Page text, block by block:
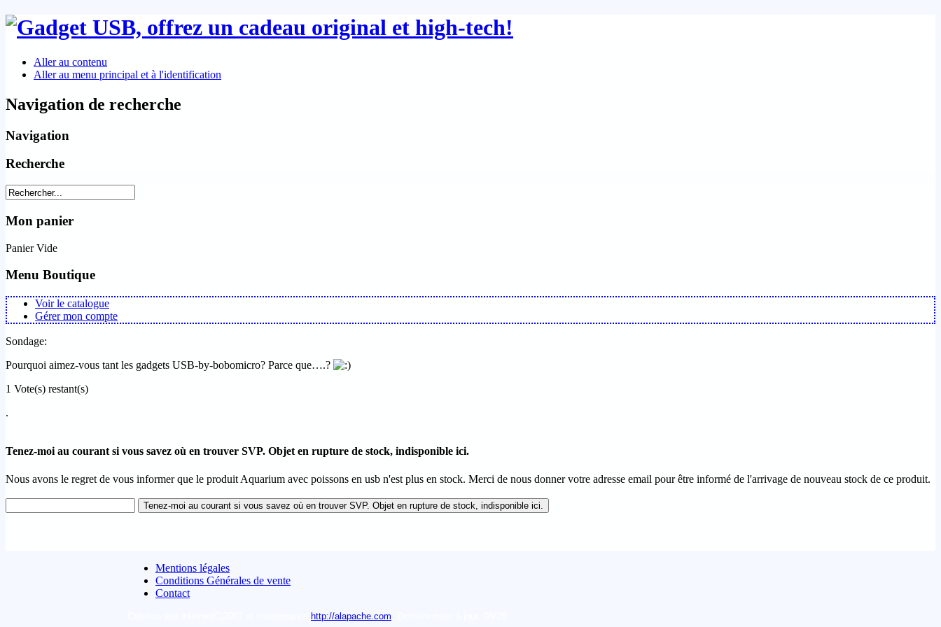
Aller au contenu
Aller au menu principal et à l'identification
Navigation de recherche
Navigation
Recherche
Mon panier
Panier Vide
Menu Boutique
Voir le catalogue
Gérer mon compte
Sondage:
Pourquoi aimez-vous tant les gadgets USB-by-bobomicro? Parce que….?
1 Vote(s) restant(s)
.
Tenez-moi au courant si vous savez où en trouver SVP. Objet en rupture de stock, indisponible ici.
Nous avons le regret de vous informer que le produit Aquarium avec poissons en usb n'est plus en stock. Merci de nous donner votre adresse email pour être informé de l'arrivage de nouveau stock de ce produit.
Mentions légales
Conditions Générales de vente
Contact
http://alapache.com